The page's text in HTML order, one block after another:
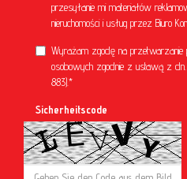
przesyłanie mi materiałów
nieruchomości i usług przez Biuro
Wyrażam zgodę na przetwarzanie
osobowych zgodnie z ustawą z dn.
883).*
Sicherheitscode